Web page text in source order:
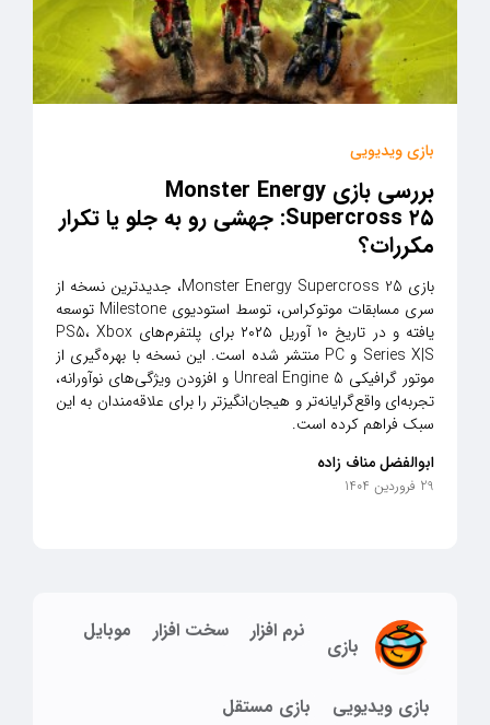
بازی ویدیویی
بررسی بازی Monster Energy
Supercross ۲۵: جهشی رو به جلو یا تکرار
مکررات؟
بازی Monster Energy Supercross 25، جدیدترین نسخه از
سری مسابقات موتوکراس، توسط استودیوی Milestone توسعه
یافته و در تاریخ ۱۰ آوریل ۲۰۲۵ برای پلتفرم‌های PS5، Xbox
Series X|S و PC منتشر شده است. این نسخه با بهره‌گیری از
موتور گرافیکی Unreal Engine 5 و افزودن ویژگی‌های نوآورانه،
تجربه‌ای واقع‌گرایانه‌تر و هیجان‌انگیزتر را برای علاقه‌مندان به این
سبک فراهم کرده است.​
ابوالفضل مناف زاده
29 فروردین 1404
بازی
نرم افزار سخت افزار موبایل
بازی ویدیویی بازی مستقل